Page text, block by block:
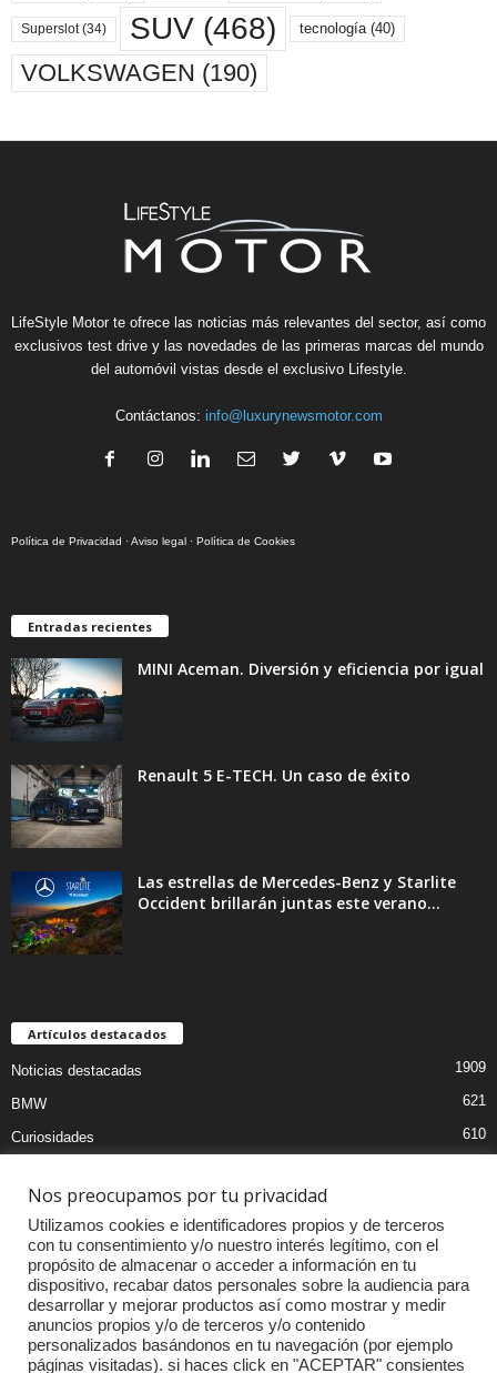
Superslot(34) SUV (468) tecnología(40)
VOLKSWAGEN (190)
LifeStyle Motor te ofrece las noticias más relevantes del sector, así como
exclusivos test drive y las novedades de las primeras marcas del mundo
del automóvil vistas desde el exclusivo Lifestyle.
Contáctanos: info@luxurynewsmotor.com
Política de Privacidad ·Aviso legal · Política de Cookies
Entradas recientes
MINI Aceman. Diversión y eficiencia por igual
Renault 5 E-TECH. Un caso de éxito
Las estrellas de Mercedes-Benz y Starlite
Occident brillarán juntas este verano...
Artículos destacados
Noticias destacadas 1909
BMW 621
Curiosidades 610
Audi
MOTOS
Competiciones
Mercedes
232
Nos preocupamos por tu privacidad
Utilizamos cookies e identificadores propios y de terceros
con tu consentimiento y/o nuestro interés legítimo, con el
propósito de almacenar o acceder a información en tu
dispositivo, recabar datos personales sobre la audiencia para
desarrollar y mejorar productos así como mostrar y medir
anuncios propios y/o de terceros y/o contenido
personalizados basándonos en tu navegación (por ejemplo
páginas visitadas). si haces click en "ACEPTAR" consientes